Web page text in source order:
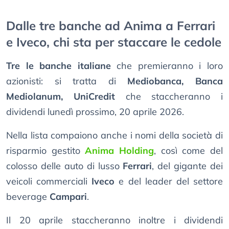
Dalle tre banche ad Anima a Ferrari
e Iveco, chi sta per staccare le cedole
Tre le banche italianeche premieranno i loro
azionisti: si tratta di Mediobanca, Banca
Mediolanum, UniCreditche staccheranno i
dividendi lunedì prossimo, 20 aprile 2026.
Nella lista compaiono anche i nomi della società di
risparmio gestitoAnima Holding, così come del
colosso delle auto di lusso Ferrari, del gigante dei
veicoli commerciali Iveco e del leader del settore
beverage Campari.
Il 20 aprile staccheranno inoltre i dividendi